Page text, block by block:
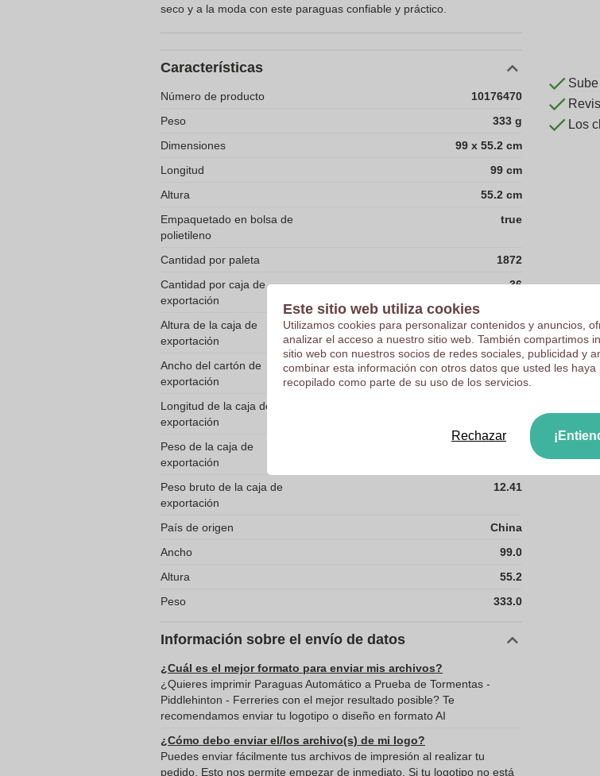
seco y a la moda con este paraguas confiable y práctico.
Características
Número de producto
10176470
Peso
333 g
Dimensiones
99 x 55.2 cm
Longitud
99 cm
Altura
55.2 cm
Empaquetado en bolsa de
polietileno
true
Cantidad por paleta
1872
Cantidad por caja de
exportación
36
Altura de la caja de
exportación
13.5
Ancho del cartón de
exportación
29.5
Longitud de la caja de
exportación
Peso de la caja de
exportación
Peso bruto de la caja de
exportación
12.41
País de origen
China
Ancho
99.0
Altura
55.2
Peso
333.0
Información sobre el envío de datos
¿Cuál es el mejor formato para enviar mis archivos?
¿Quieres imprimir Paraguas Automático a Prueba de Tormentas -
Piddlehinton - Ferreries con el mejor resultado posible? Te
recomendamos enviar tu logotipo o diseño en formato AI
¿Cómo debo enviar el/los archivo(s) de mi logo?
Puedes enviar fácilmente tus archivos de impresión al realizar tu
pedido. Esto nos permite empezar de inmediato. Si tu logotipo no está
Los
Este sitio web utiliza cookies
Utilizamos cookies para personalizar contenidos y anuncios,
analizar el acceso a nuestro sitio web. También compartimos
sitio web con nuestros socios de redes sociales, publicidad y
combinar esta información con otros datos que usted les
recopilado como parte de su uso de los servicios.
Rechazar